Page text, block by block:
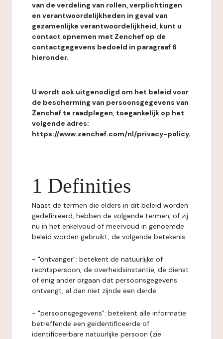
van de verdeling van rollen, verplichtingen
en verantwoordelijkheden in geval van
gezamenlijke verantwoordelijkheid, kunt u
contact opnemen met Zenchef op de
contactgegevens bedoeld in paragraaf 6
hieronder.
U wordt ook uitgenodigd om het beleid voor
de bescherming van persoonsgegevens van
Zenchef te raadplegen, toegankelijk op het
volgende adres:
https://www.zenchef.com/nl/privacy-policy.
1 Definities
Naast de termen die elders in dit beleid worden
gedefinieerd, hebben de volgende termen, of zij
nu in het enkelvoud of meervoud in genoemde
beleid worden gebruikt, de volgende betekenis:
- "ontvanger": betekent de natuurlijke of
rechtspersoon, de overheidsinstantie, de dienst
of enig ander orgaan dat persoonsgegevens
ontvangt, al dan niet zijnde een derde.
- "persoonsgegevens": betekent alle informatie
betreffende een geïdentificeerde of
identificeerbare natuurlijke persoon (zie